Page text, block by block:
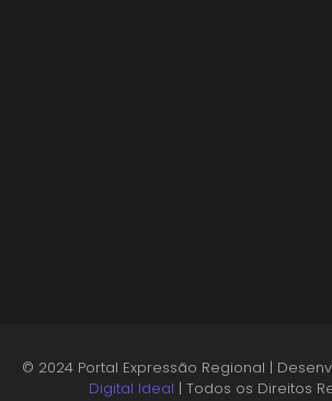
© 2024 Portal Expressão Regional |
Digital Ideal | Todos os Direitos